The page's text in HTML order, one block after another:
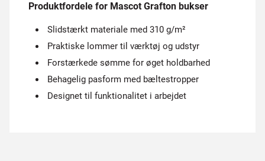
Produktfordele for Mascot Grafton bukser
Slidstærkt materiale med 310 g/m²
Praktiske lommer til værktøj og udstyr
Forstærkede sømme for øget holdbarhed
Behagelig pasform med bæltestropper
Designet til funktionalitet i arbejdet